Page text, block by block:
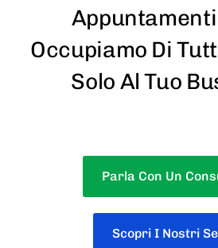
Occupiamo Di
Solo Al Tuo
Parla Con Un
Scopri I Nostri